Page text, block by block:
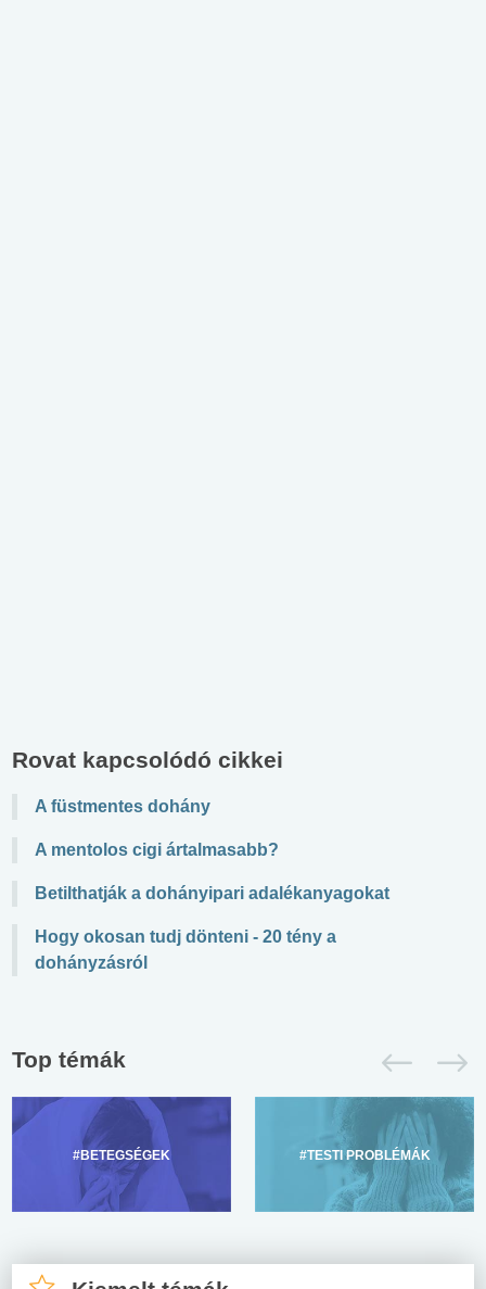
Rovat kapcsolódó cikkei
A füstmentes dohány
A mentolos cigi ártalmasabb?
Betilthatják a dohányipari adalékanyagokat
Hogy okosan tudj dönteni - 20 tény a
dohányzásról
Top témák
#BETEGSÉGEK #TESTI PROBLÉMÁK